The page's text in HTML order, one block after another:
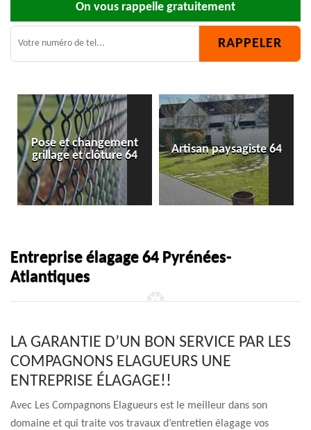
On vous rappelle gratuitement
Artisan paysagiste 64 Bûcheron 64
Entreprise élagage 64 Pyrénées-
Atlantiques
LA GARANTIE D’UN BON SERVICE PAR LES
COMPAGNONS ELAGUEURS UNE
ENTREPRISE ÉLAGAGE!!
Avec Les Compagnons Elagueurs est le meilleur dans son
domaine et qui traite vos travaux d’entretien élagage vos